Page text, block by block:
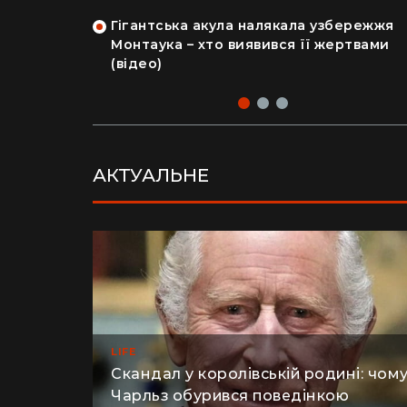
Гігантська акула налякала узбережжя
Монтаука – хто виявився її жертвами
LIFE
Скандал у королівській родині: